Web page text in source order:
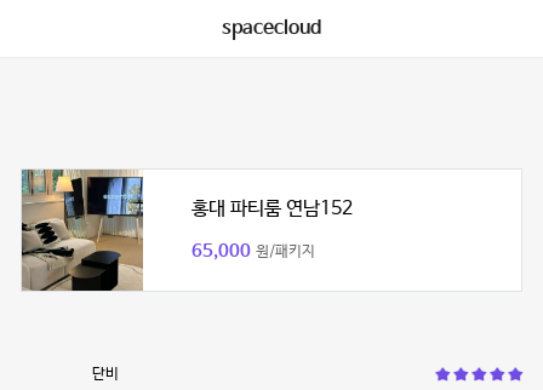
spacecloud
홍대 파티룸 연남152
65,000 원/패키지
단비